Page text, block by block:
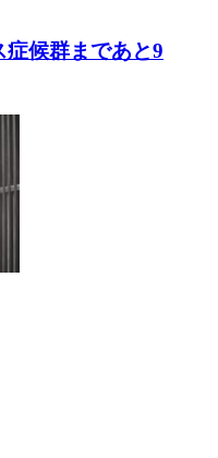
症候群まであと9